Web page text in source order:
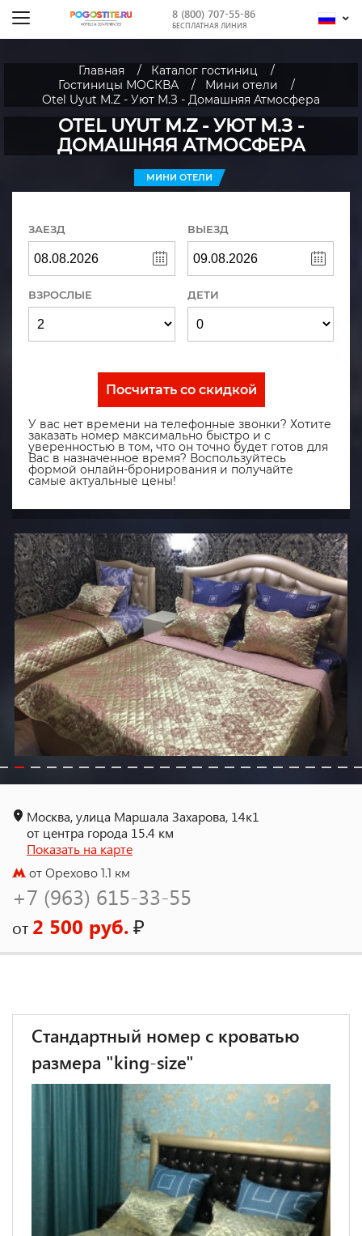
8 (800) 707-55-86
БЕСПЛАТНАЯ ЛИНИЯ
Главная
Каталог гостиниц
Гостиницы МОСКВА
Мини отели
Otel Uyut M.Z - Уют М.З - Домашняя Атмосфера
OTEL UYUT M.Z - УЮТ М.З -
ДОМАШНЯЯ АТМОСФЕРА
МИНИ ОТЕЛИ
ЗАЕЗД ВЫЕЗД
ВЗРОСЛЫЕ ДЕТИ
Посчитать со скидкой
У вас нет времени на телефонные звонки? Хотите
заказать номер максимально быстро и с
уверенностью в том, что он точно будет готов для
Вас в назначенное время? Воспользуйтесь
формой онлайн-бронирования и получайте
самые актуальные цены!
Москва, улица Маршала Захарова, 14к1
от центра города 15.4 км
Показать на карте
от Орехово 1.1 км
+7 (963) 615-33-55
от 2 500 руб.₽
Стандартный номер с кроватью
размера "king-size"